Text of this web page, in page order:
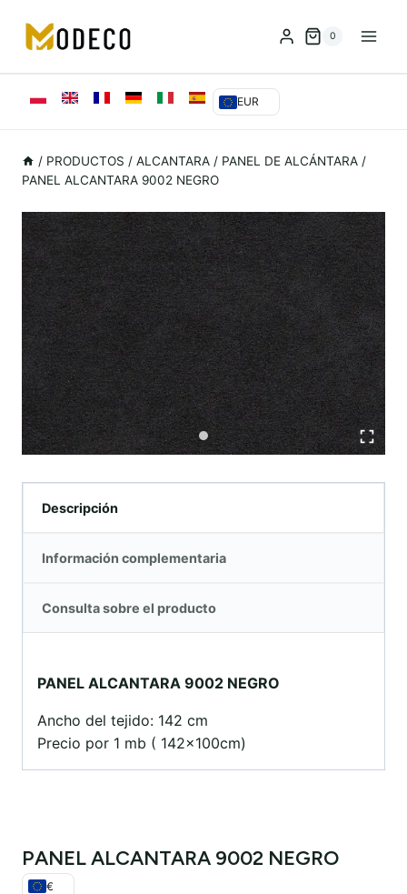
Contenido
0
EUR
/ PRODUCTOS / ALCANTARA / PANEL DE ALCÁNTARA /
PANEL ALCANTARA 9002 NEGRO
Descripción
Información complementaria
Consulta sobre el producto
PANEL ALCANTARA 9002 NEGRO
Ancho del tejido: 142 cm
Precio por 1 mb ( 142x100cm)
PANEL ALCANTARA 9002 NEGRO
€